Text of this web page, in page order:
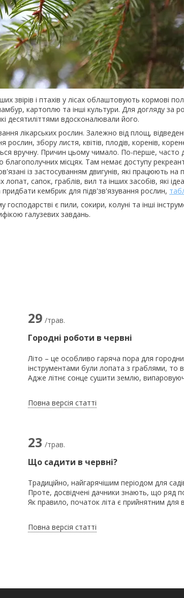
звірів і птахів у лісах облаштовують кормові
картоплю та інші культури. Для догляду
десятиліттями вдосконалювали його.
лікарських рослин. Залежно від площ,
рослин, збору листя, квітів, плодів, коренів,
вручну. Причин цьому чимало. По-перше,
благополучних місцях. Там немає доступу
із застосуванням двигунів, які працюють
сапок, граблів, вил та інших засобів, які
кембрик для підв'зв'язування рослин,
є пили, сокири, колуні та інші
галузевих завдань.
29 /трав.
Городні роботи в червні
Літо – це особливо гаряча пора для
інструментами були лопата з граблями, то
Адже літнє сонце сушити землю,
Повна версія статті
23 /трав.
Що садити в червні?
Традиційно, найгарячішим періодом для
Проте, досвідчені дачники знають, що ряд
Як правило, початок літа є прийнятним для
Повна версія статті